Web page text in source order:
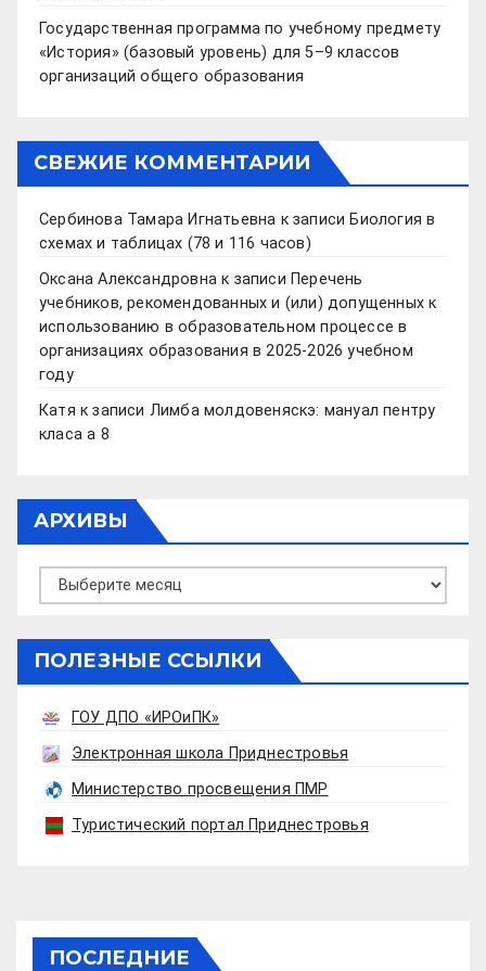
Государственная программа по учебному предмету
«История» (базовый уровень) для 5–9 классов
организаций общего образования
СВЕЖИЕ КОММЕНТАРИИ
Сербинова Тамара Игнатьевна к записи Биология в
схемах и таблицах (78 и 116 часов)
Оксана Александровна к записи Перечень
учебников, рекомендованных и (или) допущенных к
использованию в образовательном процессе в
организациях образования в 2025-2026 учебном
году
Катя к записи Лимба молдовеняскэ: мануал пентру
класа а 8
АРХИВЫ
Архивы
ПОЛЕЗНЫЕ ССЫЛКИ
ГОУ ДПО «ИРОиПК»
Электронная школа Приднестровья
Министерство просвещения ПМР
Туристический портал Приднестровья
ПОСЛЕДНИЕ